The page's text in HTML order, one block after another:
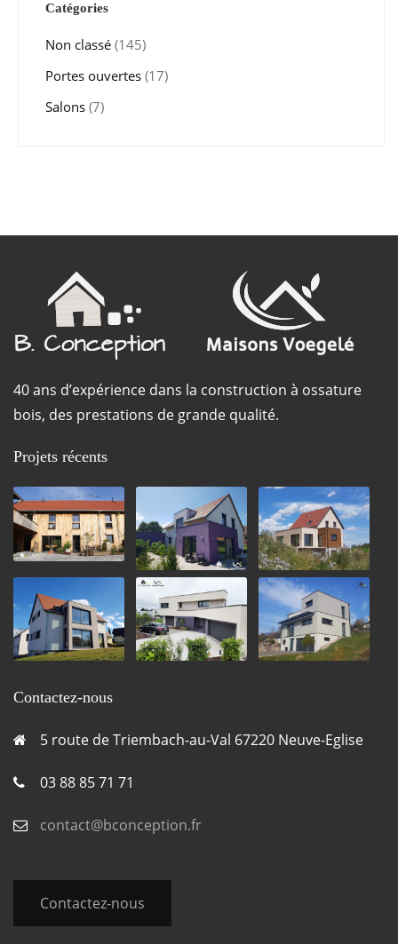
Catégories
Non classé (145)
Portes ouvertes (17)
Salons (7)
40 ans d’expérience dans la construction à ossature
bois, des prestations de grande qualité.
Projets récents
Contactez-nous
5 route de Triembach-au-Val 67220 Neuve-Eglise
03 88 85 71 71
contact@bconception.fr
Contactez-nous